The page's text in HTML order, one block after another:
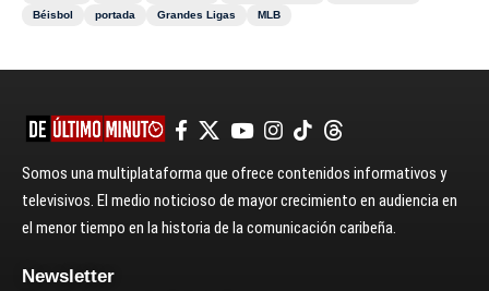
Béisbol
portada Grandes Ligas MLB
Somos una multiplataforma que ofrece contenidos informativos y
televisivos. El medio noticioso de mayor crecimiento en audiencia en
el menor tiempo en la historia de la comunicación caribeña.
Newsletter